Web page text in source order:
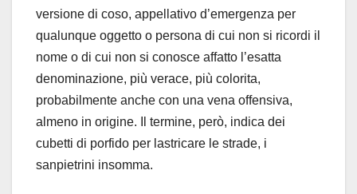
versione di coso, appellativo d’emergenza per
qualunque oggetto o persona di cui non si ricordi il
nome o di cui non si conosce affatto l’esatta
denominazione, più verace, più colorita,
probabilmente anche con una vena offensiva,
almeno in origine. Il termine, però, indica dei
cubetti di porfido per lastricare le strade, i
sanpietrini insomma.